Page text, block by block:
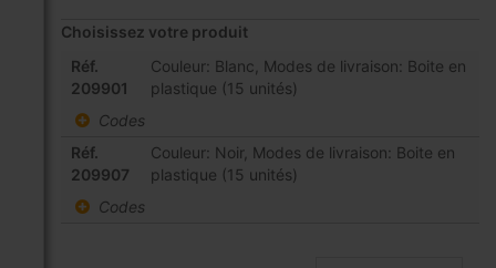
Choisissez votre produit
Articles
du
groupé
Réf.
209901
Couleur: Blanc, Modes de livraison: Boite en
plastique (15 unités)
Codes
Réf.
209907
Couleur: Noir, Modes de livraison: Boite en
plastique (15 unités)
Codes